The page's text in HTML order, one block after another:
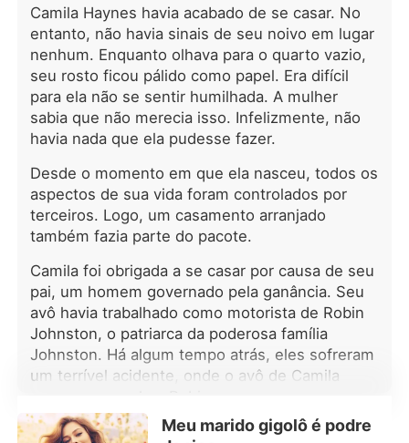
naquela noite. Ela pensava que era só
um caso de uma noite. Mas para sua
surpresa, o homem se recusou a
deixá-la ir. Ele tentou conquistar seu
coração, como se a amasse
profundamente. Camila não sabia o
que fazer. Ela deveria dar uma
chance a ele? Ou apenas ignorá-lo?
Camila Haynes havia acabado de se casar. No
entanto, não havia sinais de seu noivo em lugar
nenhum. Enquanto olhava para o quarto vazio,
seu rosto ficou pálido como papel. Era difícil
para ela não se sentir humilhada. A mulher
sabia que não merecia isso. Infelizmente, não
havia nada que ela pudesse fazer.
Desde o momento em que ela nasceu, todos os
aspectos de sua vida foram controlados por
terceiros. Logo, um casamento arranjado
também fazia parte do pacote.
Camila foi obrigada a se casar por causa de seu
pai, um homem governado pela ganância. Seu
avô havia trabalhado como motorista de Robin
Johnston, o patriarca da poderosa família
Johnston. Há algum tempo atrás, eles sofreram
um terrível acidente, onde o avô de Camila
morreu para salvar Robin.
Nos últimos meses, a pequena empresa que a
Meu marido gigolô é podre